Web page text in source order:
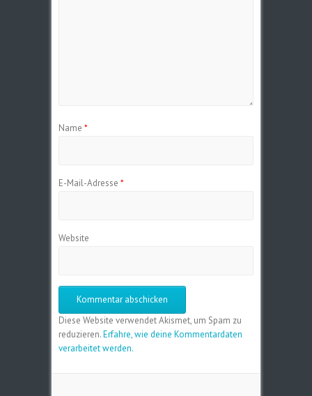
Name *
E-Mail-Adresse *
Website
Diese Website verwendet Akismet, um Spam zu
reduzieren.Erfahre, wie deine Kommentardaten
verarbeitet werden.